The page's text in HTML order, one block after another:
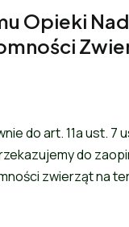
Opieki
do art. 11a ust. 7
do
zwierząt na